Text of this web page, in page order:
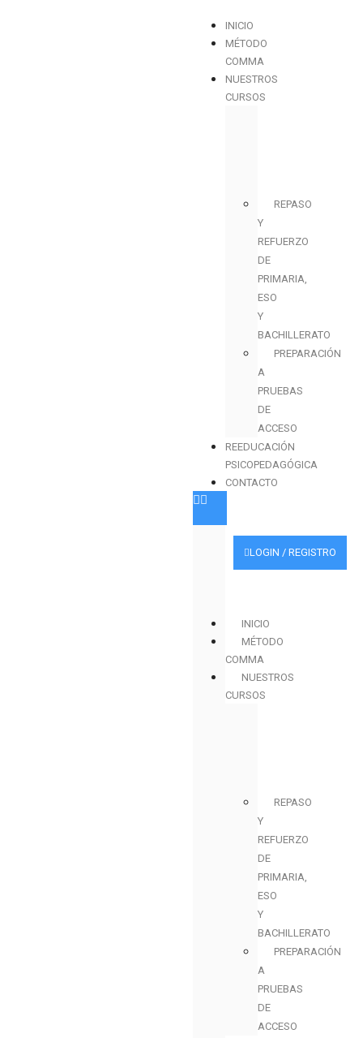
INICIO
MÉTODO
COMMA
NUESTROS
CURSOS
REPASO
Y
REFUERZO
DE
PRIMARIA,
ESO
Y
BACHILLERATO
PREPARACIÓN
A
PRUEBAS
DE
ACCESO
REEDUCACIÓN
PSICOPEDAGÓGICA
CONTACTO
INICIO
MÉTODO
COMMA
NUESTROS
CURSOS
REPASO
Y
REFUERZO
DE
PRIMARIA,
ESO
Y
BACHILLERATO
PREPARACIÓN
A
PRUEBAS
DE
ACCESO
LOGIN / REGISTRO